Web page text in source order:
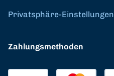
Privatsphäre-Einstellungen
Zahlungsmethoden